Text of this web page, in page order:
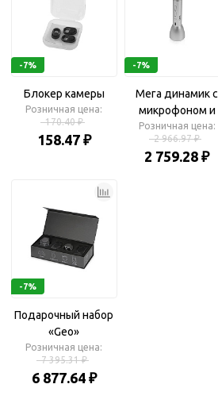
-7%
Блокер камеры
Розничная цена:
170.40 ₽
158.47 ₽
-7%
Мега динамик с
микрофоном и
Bluetooth®
Розничная цена:
2 966.97 ₽
2 759.28 ₽
-7%
Подарочный набор
«Geo»
Розничная цена:
7 395.31 ₽
6 877.64 ₽